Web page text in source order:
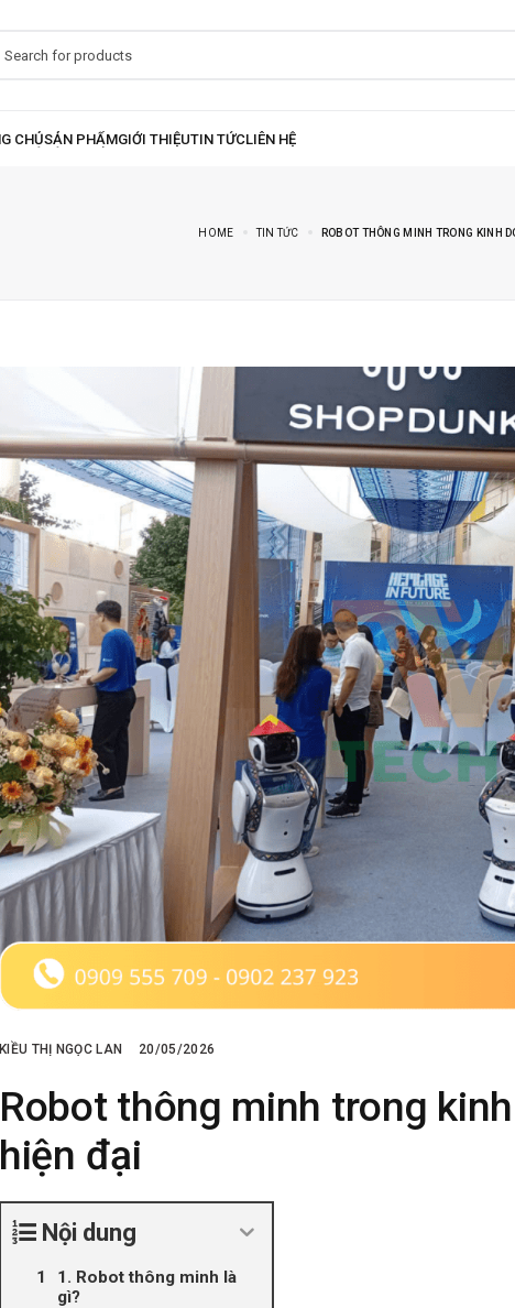
HOME TIN TỨC ROBOT THÔNG MINH TRONG KINH
KIỀU THỊ NGỌC LAN 20/05/2026
Robot thông minh trong
hiện đại
Nội dung
1. Robot thông minh là
gì?